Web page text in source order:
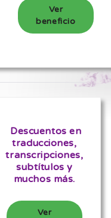
Ver
beneficio
Descuentos en
traducciones,
transcripciones,
subtítulos y
muchos más.
Ver